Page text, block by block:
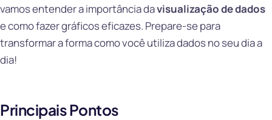
vamos entender a importância davisualização de dados
e como fazer gráficos eficazes. Prepare-se para
transformar a forma como você utiliza dados no seu dia a
dia!
Principais Pontos